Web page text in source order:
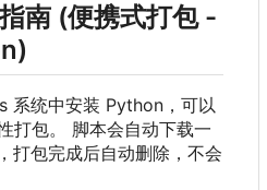
南 (便携式打包 -
系统中安装 Python ， 可以
打包。 脚本会自动下载一
打包完成后自动删除，不会